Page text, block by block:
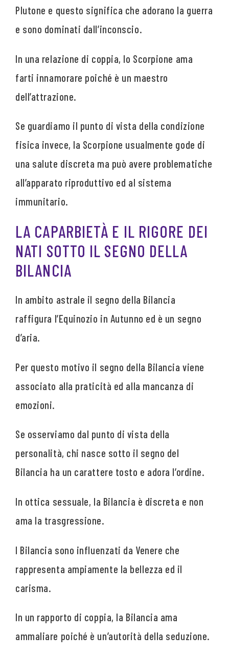
Plutone e questo significa che adorano la guerra
e sono dominati dall’inconscio.
In una relazione di coppia, lo Scorpione ama
farti innamorare poiché è un maestro
dell’attrazione.
Se guardiamo il punto di vista della condizione
fisica invece, la Scorpione usualmente gode di
una salute discreta ma può avere problematiche
all’apparato riproduttivo ed al sistema
immunitario.
LA CAPARBIETÀ E IL RIGORE DEI
NATI SOTTO IL SEGNO DELLA
BILANCIA
In ambito astrale il segno della Bilancia
raffigura l’Equinozio in Autunno ed è un segno
d’aria.
Per questo motivo il segno della Bilancia viene
associato alla praticità ed alla mancanza di
emozioni.
Se osserviamo dal punto di vista della
personalità, chi nasce sotto il segno del
Bilancia ha un carattere tosto e adora l’ordine.
In ottica sessuale, la Bilancia è discreta e non
ama la trasgressione.
I Bilancia sono influenzati da Venere che
rappresenta ampiamente la bellezza ed il
carisma.
In un rapporto di coppia, la Bilancia ama
ammaliare poiché è un’autorità della seduzione.